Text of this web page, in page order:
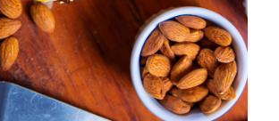
ACESSO PARA PARCEIROS